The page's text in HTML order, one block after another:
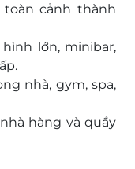
toàn cảnh thành
lớn, minibar,
nhà, gym, spa,
hàng và quầy
nhân viên tận